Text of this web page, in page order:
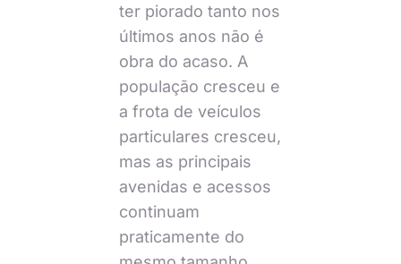
ter piorado tanto nos
últimos anos não é
obra do acaso. A
população cresceu e
a frota de veículos
particulares cresceu,
mas as principais
avenidas e acessos
continuam
praticamente do